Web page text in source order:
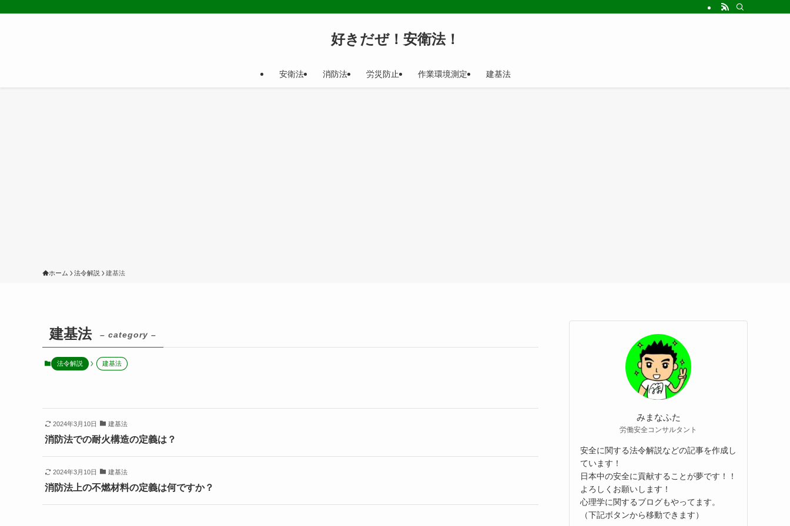
好きだぜ！安衛法！
安衛法 消防法 労災防止 作業環境測定 建基法
ホーム 法令解説 建基法
建基法 – category –
法令解説 建基法
2024年3月10日 建基法
消防法での耐火構造の定義は？
2024年3月10日 建基法
消防法上の不燃材料の定義は何ですか？
みまなふた
労働安全コンサルタント
安全に関する法令解説などの記事を作成し
ています！
日本中の安全に貢献することが夢です！！
よろしくお願いします！
心理学に関するブログもやってます。
（下記ボタンから移動できます）